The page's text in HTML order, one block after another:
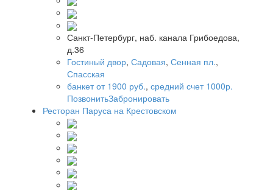
Санкт-Петербург, наб. канала Грибоедова,
д.36
Гостиный двор, Садовая, Сенная пл.,
Спасская
банкет от 1900 руб., средний счет 1000р.
ПозвонитьЗабронировать
Ресторан Паруса на Крестовском